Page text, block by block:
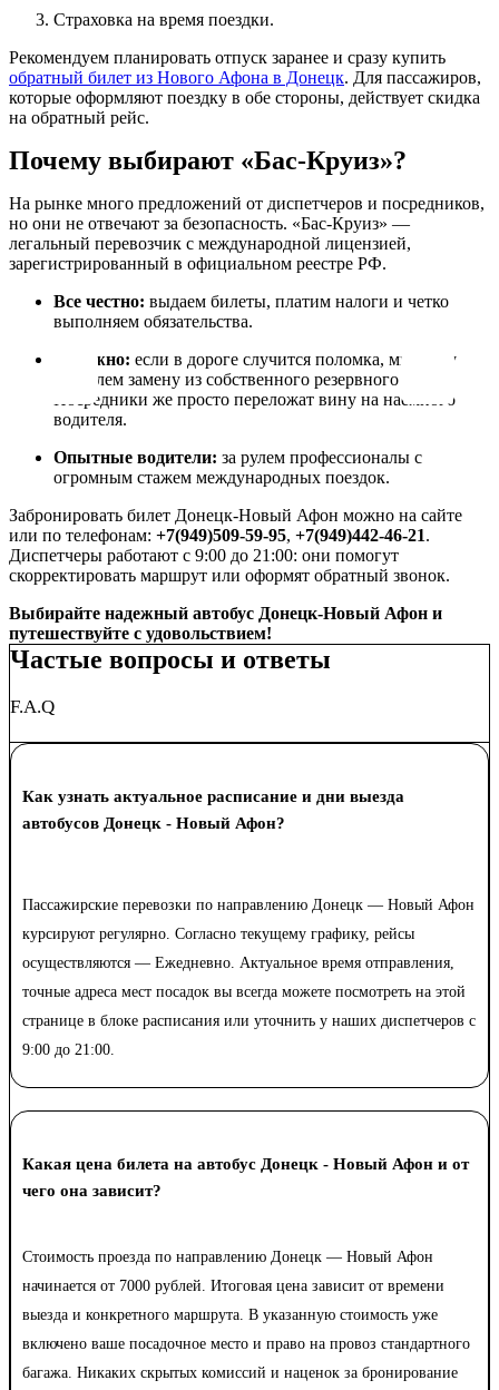
Страховка на время поездки.
Рекомендуем планировать отпуск заранее и сразу купить
обратный билет из Нового Афона в Донецк. Для пассажиров,
которые оформляют поездку в обе стороны, действует скидка
на обратный рейс.
Почему выбирают «Бас-Круиз»?
На рынке много предложений от диспетчеров и посредников,
но они не отвечают за безопасность. «Бас-Круиз» —
легальный перевозчик с международной лицензией,
зарегистрированный в официальном реестре РФ.
Все честно: выдаем билеты, платим налоги и четко
выполняем обязательства.
Надежно: если в дороге случится поломка, мы сразу
пришлем замену из собственного резервного парка.
Посредники же просто переложат вину на наемного
водителя.
Опытные водители: за рулем профессионалы с
огромным стажем международных поездок.
Забронировать билет Донецк-Новый Афон можно на сайте
или по телефонам: +7(949)509-59-95, +7(949)442-46-21.
Диспетчеры работают с 9:00 до 21:00: они помогут
скорректировать маршрут или оформят обратный звонок.
Выбирайте надежный автобус Донецк-Новый Афон и
путешествуйте с удовольствием!
Частые вопросы и ответы
F.A.Q
Как узнать актуальное расписание и дни выезда
автобусов Донецк - Новый Афон?
Пассажирские перевозки по направлению Донецк — Новый Афон
курсируют регулярно. Согласно текущему графику, рейсы
осуществляются — Ежедневно. Актуальное время отправления,
точные адреса мест посадок вы всегда можете посмотреть на этой
странице в блоке расписания или уточнить у наших диспетчеров с
9:00 до 21:00.
Какая цена билета на автобус Донецк - Новый Афон и от
чего она зависит?
Стоимость проезда по направлению Донецк — Новый Афон
начинается от 7000 рублей. Итоговая цена зависит от времени
выезда и конкретного маршрута. В указанную стоимость уже
включено ваше посадочное место и право на провоз стандартного
багажа. Никаких скрытых комиссий и наценок за бронирование